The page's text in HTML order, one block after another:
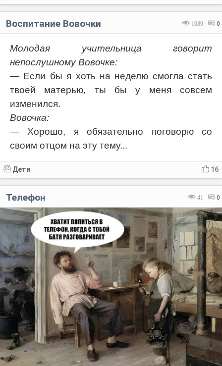
1089 0
Воспитание Вовочки
Молодая учительница говорит
непослушному Вовочке:
— Если бы я хоть на неделю смогла стать
твоей матерью, ты бы у меня совсем
изменился.
Вовочка:
— Хорошо, я обязательно поговорю со
своим отцом на эту тему...
16
Дети
41 0
Телефон